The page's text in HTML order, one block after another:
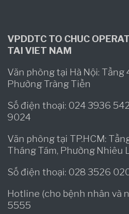
VPDDTC TO CHUC
TAI VIET NAM
Văn phòng tại Hà Nội: Tầng
Phường Tràng Tiền
Số điện thoại: 024 3936
9024
Văn phòng tại TP.HCM:
Tháng Tám, Phường Nhiêu
Số điện thoại: 028 3526
Hotline (cho bệnh nhân và
5555